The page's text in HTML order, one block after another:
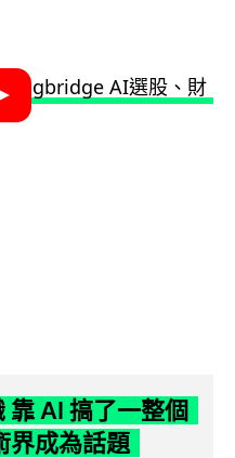
靠 AI 搞了一整個
界成為話題